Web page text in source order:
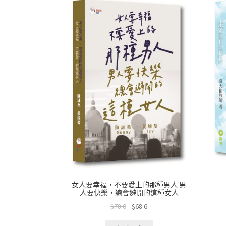
女人要幸福，不要愛上的那種男人 男
人要快樂，總會避開的這種女人
$78.0 $68.6